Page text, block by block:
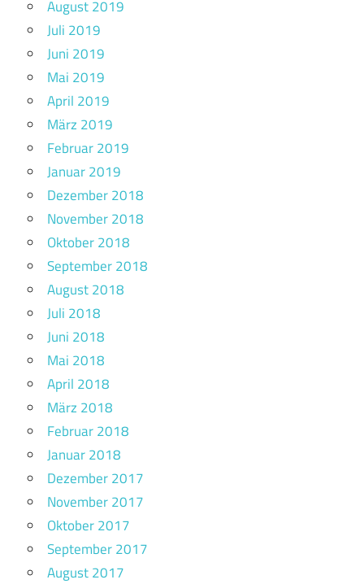
August 2019
Juli 2019
Juni 2019
Mai 2019
April 2019
März 2019
Februar 2019
Januar 2019
Dezember 2018
November 2018
Oktober 2018
September 2018
August 2018
Juli 2018
Juni 2018
Mai 2018
April 2018
März 2018
Februar 2018
Januar 2018
Dezember 2017
November 2017
Oktober 2017
September 2017
August 2017